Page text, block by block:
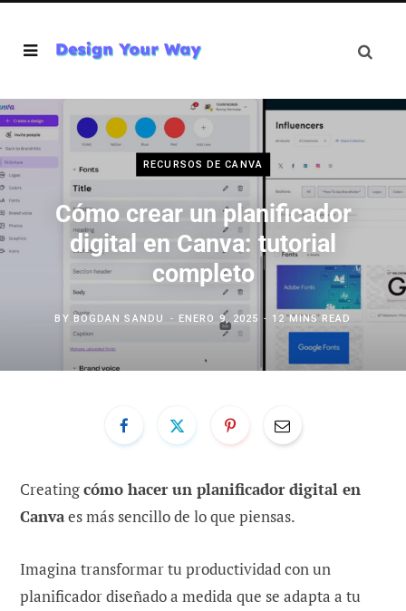
RECURSOS DE CANVA
Cómo crear un planificador
digital en Canva: tutorial
completo
BY BOGDAN SANDU ENERO 9, 2025 12 MINS READ
Creatingcómo hacer un planificador digital en
Canvaes más sencillo de lo que piensas.
Imagina transformar tu productividad con un
planificador diseñado a medida que se adapta a tu